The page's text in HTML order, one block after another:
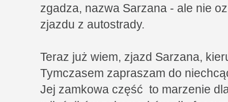
zgadza, nazwa Sarzana - ale nie
zjazdu z autostrady.
Teraz już wiem, zjazd Sarzana,
Tymczasem zapraszam do
Jej zamkowa część to marzenie